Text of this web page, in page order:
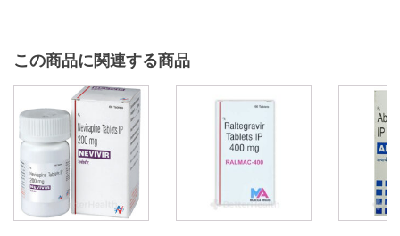
この商品に関連する商品